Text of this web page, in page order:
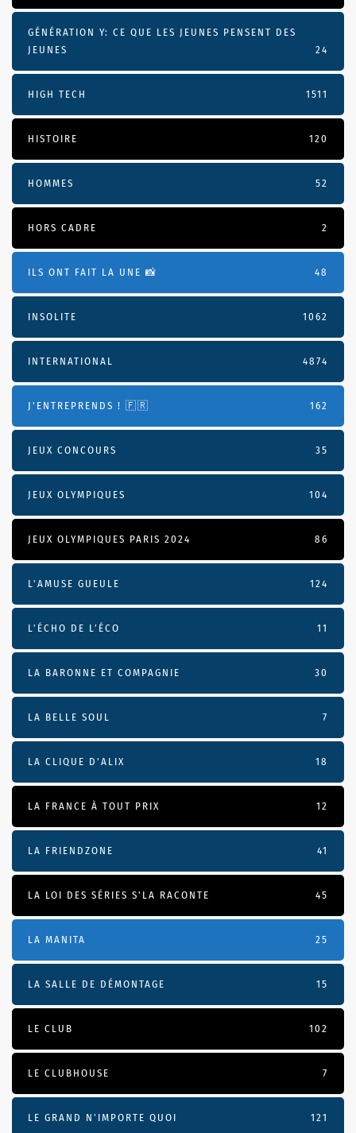
GÉNÉRATION Y: CE QUE LES JEUNES PENSENT DES
JEUNES
24
HIGH TECH 1511
HISTOIRE 120
HOMMES 52
HORS CADRE 2
ILS ONT FAIT LA UNE 📸 48
INSOLITE 1062
INTERNATIONAL 4874
J'ENTREPRENDS ! 🇫🇷 162
JEUX CONCOURS 35
JEUX OLYMPIQUES 104
JEUX OLYMPIQUES PARIS 2024 86
L'AMUSE GUEULE 124
L’ÉCHO DE L’ÉCO 11
LA BARONNE ET COMPAGNIE 30
LA BELLE SOUL 7
LA CLIQUE D'ALIX 18
LA FRANCE À TOUT PRIX 12
LA FRIENDZONE 41
LA LOI DES SÉRIES S'LA RACONTE 45
LA MANITA 25
LA SALLE DE DÉMONTAGE 15
LE CLUB 102
LE CLUBHOUSE 7
LE GRAND N’IMPORTE QUOI 121